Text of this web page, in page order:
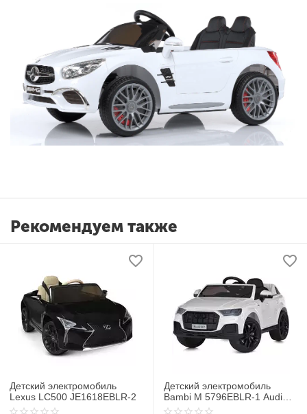
Рекомендуем также
Детский электромобиль
Lexus LC500 JE1618EBLR-2
Детский электромобиль
Bambi M 5796EBLR-1 Audi
Q7